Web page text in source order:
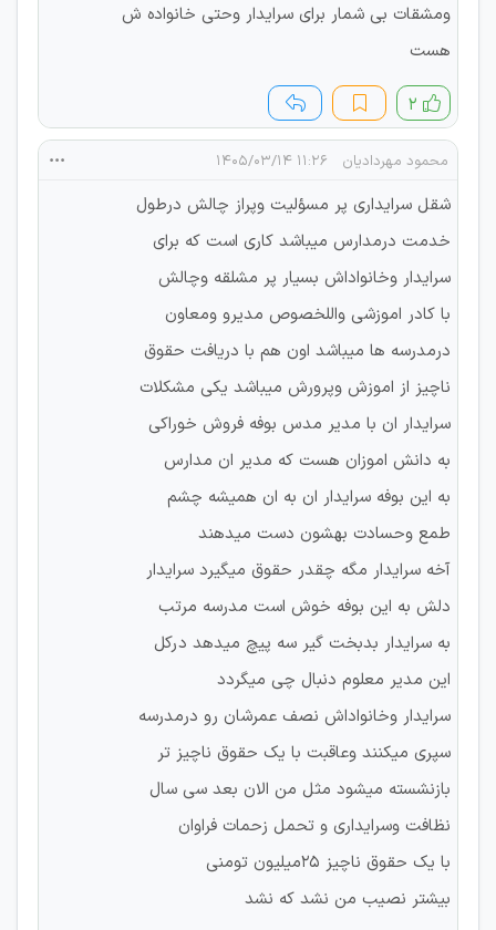
ومشقات بی شمار برای سرایدار وحتی خانواده ش
هست
۲
محمود مهردادیان ۱۱:۲۶ ۱۴۰۵/۰۳/۱۴
شقل سرایداری پر مسؤلیت وپراز چالش درطول
خدمت درمدارس میباشد کاری است که برای
سرایدار وخانواداش بسیار پر مشلقه وچالش
با کادر اموزشی واللخصوص مدیرو ومعاون
درمدرسه ها میباشد اون هم با دریافت حقوق
ناچیز از اموزش وپرورش میباشد یکی مشکلات
سرایدار ان با مدیر مدس بوفه فروش خوراکی
به دانش اموزان هست که مدیر ان مدارس
به این بوفه سرایدار ان به ان همیشه چشم
طمع وحسادت بهشون دست میدهند
آخه سرایدار مگه چقدر حقوق میگیرد سرایدار
دلش به این بوفه خوش است مدرسه مرتب
به سرایدار بدبخت گیر سه پیچ میدهد درکل
این مدیر معلوم دنبال چی میگردد
سرایدار وخانواداش نصف عمرشان رو درمدرسه
سپری میکنند وعاقبت با یک حقوق ناچیز تر
بازنشسته میشود مثل من الان بعد سی سال
نظافت وسرایداری و تحمل زحمات فراوان
با یک حقوق ناچیز ۲۵میلیون تومنی
بیشتر نصیب من نشد که نشد